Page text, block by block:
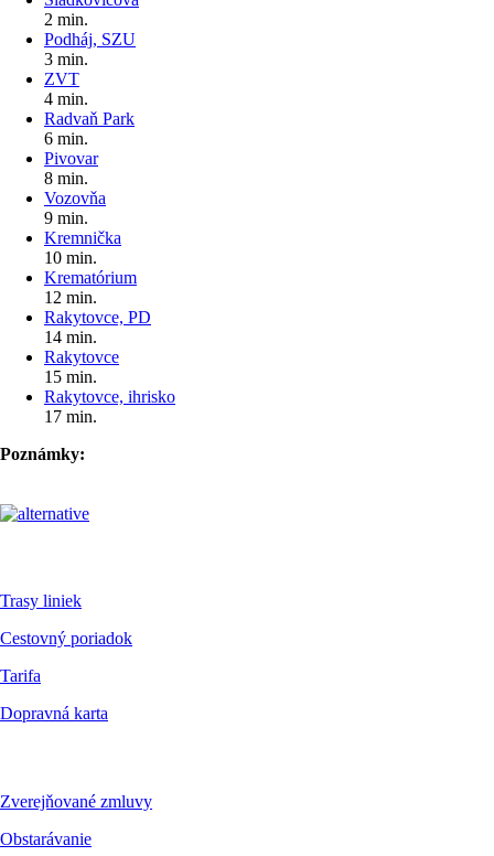
2 min.
Podháj, SZU
3 min.
ZVT
4 min.
Radvaň Park
6 min.
Pivovar
8 min.
Vozovňa
9 min.
Kremnička
10 min.
Krematórium
12 min.
Rakytovce, PD
14 min.
Rakytovce
15 min.
Rakytovce, ihrisko
17 min.
Poznámky:
Trasy liniek
Cestovný poriadok
Tarifa
Dopravná karta
Zverejňované zmluvy
Obstarávanie